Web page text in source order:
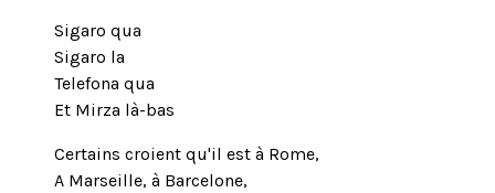
Sigaro qua
Sigaro la
Telefona qua
Et Mirza là-bas
Certains croient qu'il est à Rome,
A Marseille, à Barcelone,